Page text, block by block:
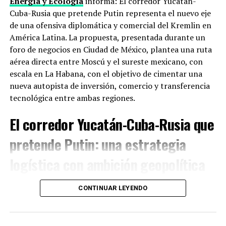
ciberseguridad, antes de que esa carrera se salga de
control sin reglas ni frenos.
Taiwán e Irán
Dos puntos donde ceder duele. China exige que Estados
Unidos recorte su apoyo político y militar a la
Isla de
Taiwán , que Pekín considera parte de su territorio.
Washington usa ese apoyo como palanca. En paralelo,
Trump busca que China no compense las sanciones
contraIrán ni le provea cobertura financiera, algo que
Pekín no quiere conceder sin obtener algo a cambio.
reuniones
Los analistas manejan tres escenarios. Lo más probable:
reapertura de canales de comunicación entre equipos
Cuba-Rusia que pretende Putin representa el nuevo eje
de una ofensiva diplomática y comercial del Kremlin en
América Latina. La propuesta, presentada durante un
foro de negocios en Ciudad de México, plantea una ruta
aérea directa entre Moscú y el sureste mexicano, con
escala en La Habana, con el objetivo de cimentar una
nueva autopista de inversión, comercio y transferencia
tecnológica entre ambas regiones.
El corredor Yucatán-Cuba-Rusia que
pretende Putin: una estrategia
En un momento en que Estados Unidos intensifica su
proteccionismo, Rusia busca ampliar su presencia en el
hemisferio occidental. Según Aleksey Valkov, director
CONTINUAR LEYENDO